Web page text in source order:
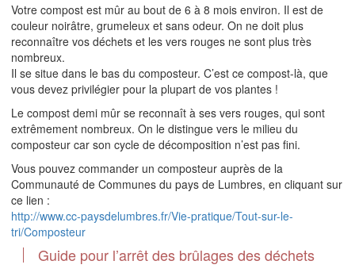
Votre compost est mûr au bout de 6 à 8 mois environ. Il est de
couleur noirâtre, grumeleux et sans odeur. On ne doit plus
reconnaître vos déchets et les vers rouges ne sont plus très
nombreux.
Il se situe dans le bas du composteur. C’est ce compost-là, que
vous devez privilégier pour la plupart de vos plantes !
Le compost demi mûr se reconnaît à ses vers rouges, qui sont
extrêmement nombreux. On le distingue vers le milieu du
composteur car son cycle de décomposition n’est pas fini.
Vous pouvez commander un composteur auprès de la
Communauté de Communes du pays de Lumbres, en cliquant sur
ce lien :
http://www.cc-paysdelumbres.fr/Vie-pratique/Tout-sur-le-
tri/Composteur
Guide pour l’arrêt des brûlages des déchets